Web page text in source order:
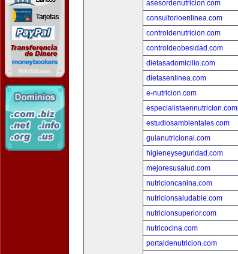
asesordenutricion.com
consultorioenlinea.com
controldenutricion.com
controldeobesidad.com
dietasadomicilio.com
dietasenlinea.com
e-nutricion.com
especialistaennutricion.com
estudiosambientales.com
guianutricional.com
higieneyseguridad.com
mejoresusalud.com
nutricioncanina.com
nutricionsaludable.com
nutricionsuperior.com
nutricocina.com
portaldenutricion.com